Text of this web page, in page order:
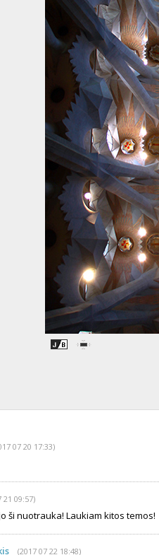
07 20 17:33)
21 09:57)
ši nuotrauka! Laukiam kitos temos!
(2017 07 22 18:48)